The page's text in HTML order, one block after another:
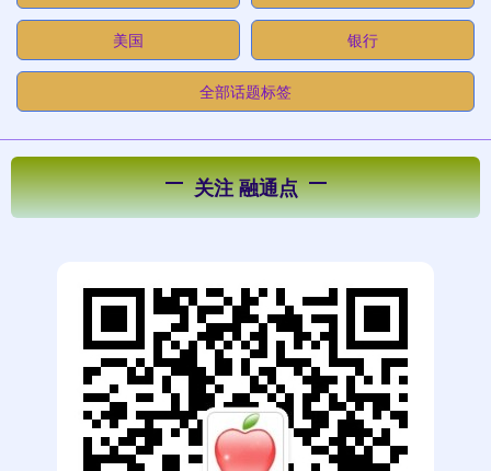
美国 银行
全部话题标签
关注 融通点